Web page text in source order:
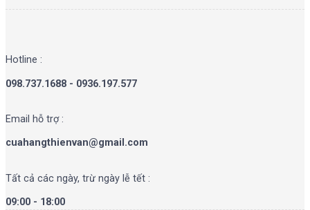
Hotline :
098.737.1688 - 0936.197.577
Email hỗ trợ :
cuahangthienvan@gmail.com
Tất cả các ngày, trừ ngày lễ tết :
09:00 - 18:00